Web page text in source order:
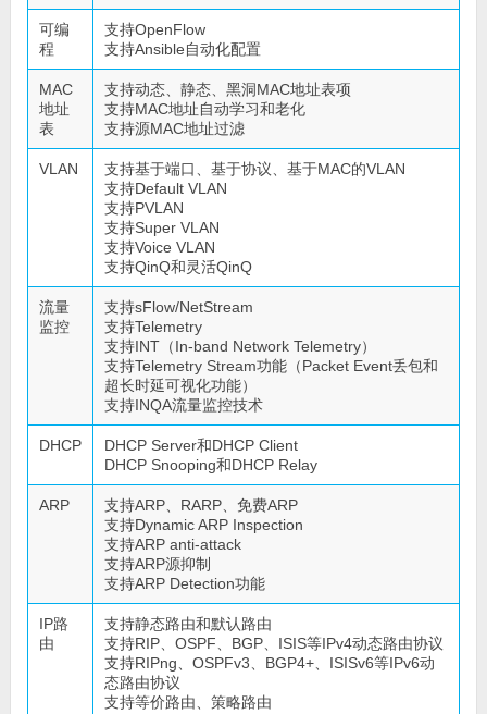
可编
程
支持OpenFlow
支持Ansible自动化配置
MAC
地址
表
支持动态、静态、黑洞MAC地址表项
支持MAC地址自动学习和老化
支持源MAC地址过滤
VLAN
支持基于端口、基于协议、基于MAC的VLAN
支持Default VLAN
支持PVLAN
支持Super VLAN
支持Voice VLAN
支持QinQ和灵活QinQ
流量
监控
支持sFlow/NetStream
支持Telemetry
支持INT（In-band Network Telemetry）
支持Telemetry Stream功能（Packet Event丢包和
超长时延可视化功能）
支持INQA流量监控技术
DHCP
DHCP Server和DHCP Client
DHCP Snooping和DHCP Relay
ARP
支持ARP、RARP、免费ARP
支持Dynamic ARP Inspection
支持ARP anti-attack
支持ARP源抑制
支持ARP Detection功能
IP路
由
支持静态路由和默认路由
支持RIP、OSPF、BGP、ISIS等IPv4动态路由协议
支持RIPng、OSPFv3、BGP4+、ISISv6等IPv6动
态路由协议
支持等价路由、策略路由